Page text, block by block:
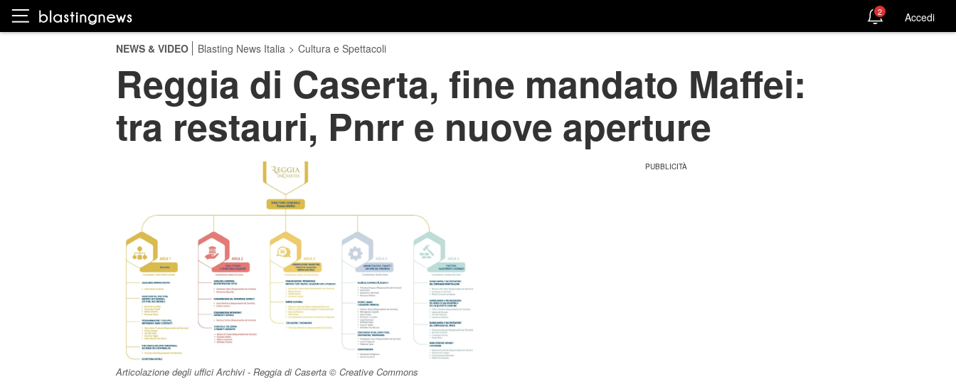
2 Accedi
NEWS & VIDEO Blasting News Italia > Cultura e Spettacoli
Reggia di Caserta, fine mandato Maffei:
tra restauri, Pnrr e nuove aperture
Articolazione degli uffici Archivi - Reggia di Caserta © Creative Commons